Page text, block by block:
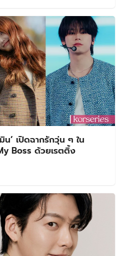
’ เปิดฉากรักวุ่น ๆ ใน
Boss ด้วยเรตติ้ง